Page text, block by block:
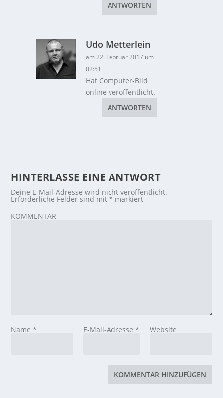
ANTWORTEN
Udo Metterlein
am 22. Februar 2017 um
02:51
Hat Computer-Bild
online veröffentlicht.
ANTWORTEN
HINTERLASSE EINE ANTWORT
Deine E-Mail-Adresse wird nicht veröffentlicht.
Erforderliche Felder sind mit* markiert
KOMMENTAR
Name* E-Mail-Adresse * Website